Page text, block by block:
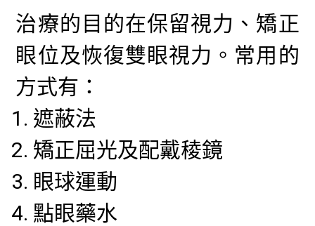
治療的目的在保留視力、矯正
眼位及恢復雙眼視力。常用的
方式有：
遮蔽法
矯正屈光及配戴稜鏡
眼球運動
點眼藥水